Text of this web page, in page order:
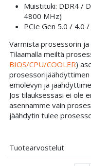
Muistituki: DDR4 /
4800 MHz)
PCIe Gen 5.0 / 4.0
Varmista prosessorin
Tilaamalla meiltä
BIOS/CPU/COOLER)
prosessorijäähdyttimen
emolevyn ja
Jos tilauksessasi ei ole
asennamme vain
jäähdytin tulee
Tuotearvostelut